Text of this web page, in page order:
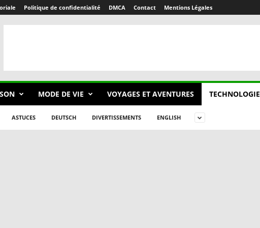
Politique de confidentialité DMCA Contact Mentions Légales
MODE DE VIE VOYAGES ET AVENTURES TECHNOLOGIE
ASTUCES DEUTSCH DIVERTISSEMENTS ENGLISH